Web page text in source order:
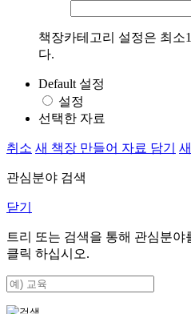
책장카테고리 설정은 최소
다.
Default 설정
설정
선택한 자료
취소 새 책장 만들어 자료 담기
관심분야 검색
닫기
트리 또는 검색을 통해 관심분야
클릭 하십시오.